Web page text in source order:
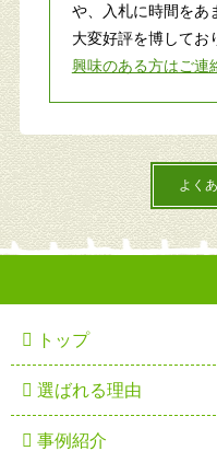
や、入札に時間をあ
大変好評を博してお
興味のある方はご連
よく
トップ
選ばれる理由
事例紹介